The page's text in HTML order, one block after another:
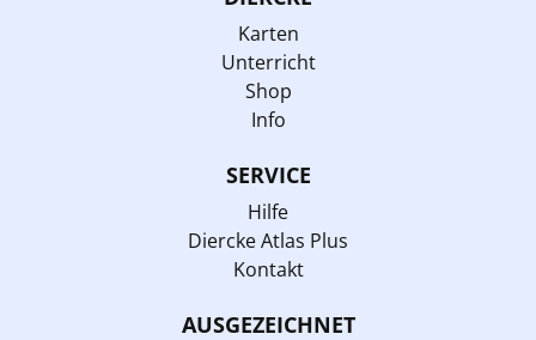
Karten
Unterricht
Shop
Info
SERVICE
Hilfe
Diercke Atlas Plus
Kontakt
AUSGEZEICHNET